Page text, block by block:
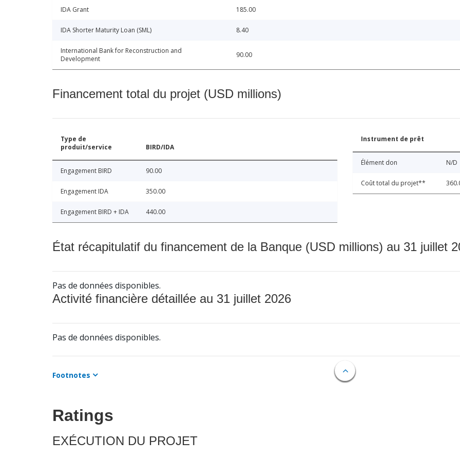
IDA Grant 185.00
IDA Shorter Maturity Loan (SML) 8.40
International Bank for Reconstruction and
Development
90.00
Financement total du projet (USD millions)
Type de
produit/service
BIRD/IDA
Engagement BIRD 90.00
Engagement IDA 350.00
Engagement BIRD + IDA 440.00
Instrument de prêt
Élément don N/D
Coût total du projet**
État récapitulatif du financement de la Banque (USD millions) au 31 juillet
Pas de données disponibles.
Activité financière détaillée au 31 juillet 2026
Pas de données disponibles.
Footnotes
Ratings
EXÉCUTION DU PROJET